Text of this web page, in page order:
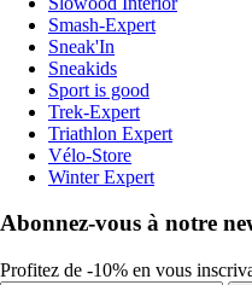
Smash-Expert
Sneak'In
Sneakids
Sport is good
Trek-Expert
Triathlon Expert
Vélo-Store
Winter Expert
Abonnez-vous à notre
Profitez de -10% en vous